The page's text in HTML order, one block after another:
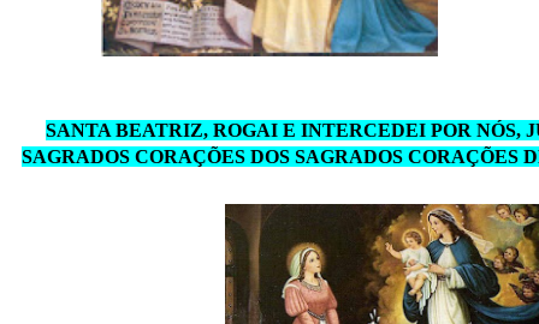
SANTA BEATRIZ, ROGAI E INTERCEDEI POR NÓS,
SAGRADOS CORAÇÕES DOS SAGRADOS CORAÇÕES